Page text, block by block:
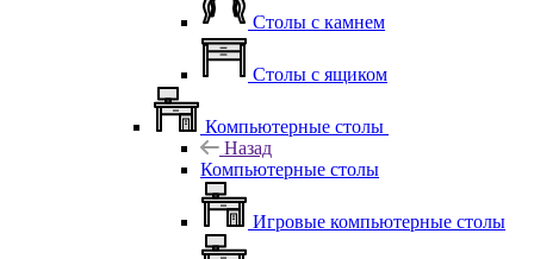
Столы с камнем
Столы с ящиком
Компьютерные столы
Назад
Компьютерные столы
Игровые компьютерные столы